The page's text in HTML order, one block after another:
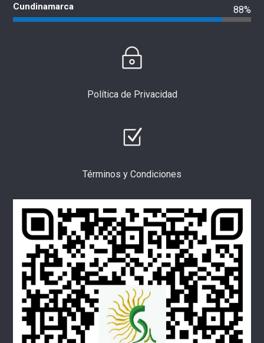
Cundinamarca 88%
Política de Privacidad
Términos y Condiciones